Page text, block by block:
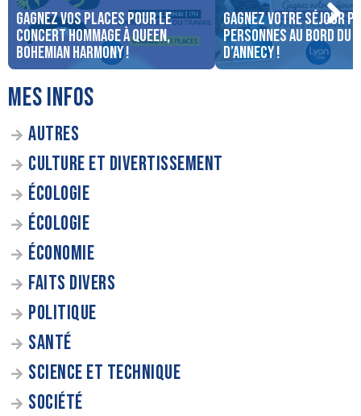
Gagnez vos places pour le
concert Hommage à Queen,
Bohemian Harmony !
Gagnez votre séjour
personnes au bord du
d’Annecy !
MES INFOS
AUTRES
CULTURE ET DIVERTISSEMENT
ÉCOLOGIE
ÉCOLOGIE
ÉCONOMIE
FAITS DIVERS
POLITIQUE
SANTÉ
SCIENCE ET TECHNIQUE
SOCIÉTÉ